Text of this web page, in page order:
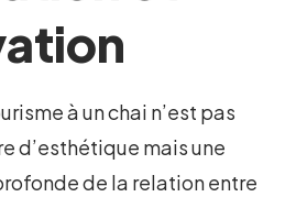
à un chai n’est pas
d’esthétique mais une
de la relation entre